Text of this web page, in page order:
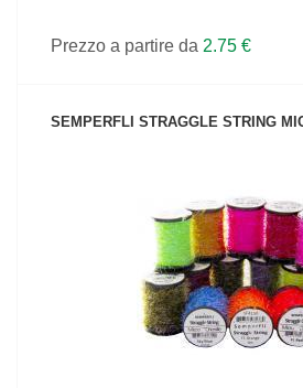
Prezzo a partire da 2.75 €
SEMPERFLI STRAGGLE STRING
VEDI IL PRODOTTO